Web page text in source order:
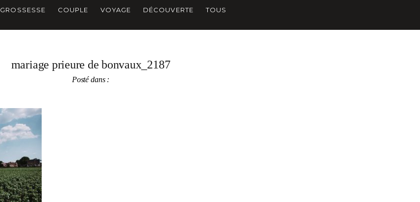
GROSSESSE COUPLE VOYAGE DÉCOUVERTE TOUS
mariage prieure de bonvaux_2187
Posté dans :